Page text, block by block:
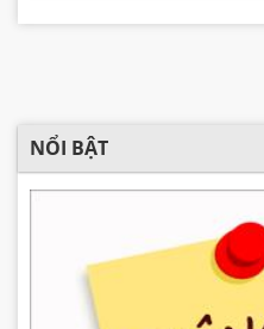
NỔI BẬT